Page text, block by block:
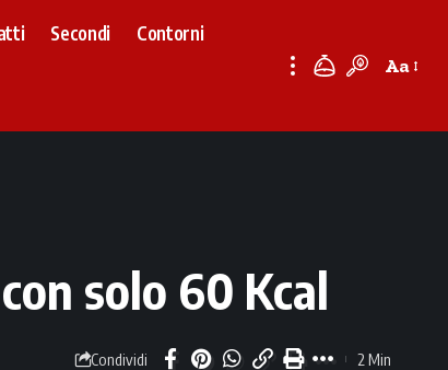
Secondi Contorni
Font
Aa
solo 60 Kcal
Condividi 2 Min